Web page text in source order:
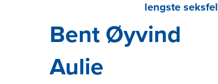
lengste
Bent Øyvind
Aulie